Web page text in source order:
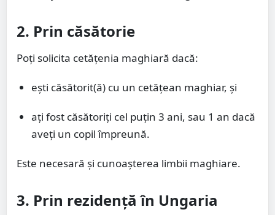
2. Prin căsătorie
Poți solicita cetățenia maghiară dacă:
ești căsătorit(ă) cu un cetățean maghiar, și
ați fost căsătoriți cel puțin 3 ani, sau 1 an dacă
aveți un copil împreună.
Este necesară și cunoașterea limbii maghiare.
3. Prin rezidență în Ungaria